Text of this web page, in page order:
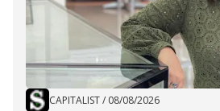
CAPITALIST/ 08/08/2026